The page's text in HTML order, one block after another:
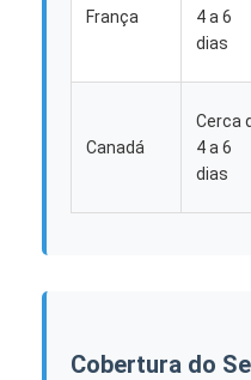
França
4 a 6
dias
Canadá
Cerca
4 a 6
dias
Cobertura do